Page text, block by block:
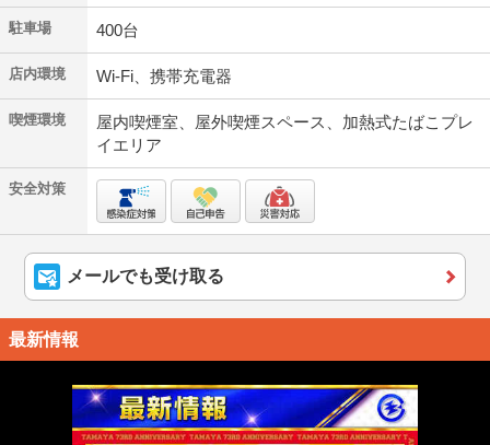
駐車場 400台
店内環境 Wi-Fi、携帯充電器
喫煙環境
屋内喫煙室、屋外喫煙スペース、加熱式たばこプレ
イエリア
安全対策
メールでも受け取る
最新情報